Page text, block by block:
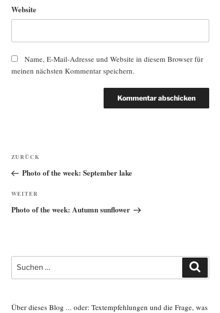
Website
Name, E-Mail-Adresse und Website in diesem Browser für
meinen nächsten Kommentar speichern.
Beitragsnavigation
Vorheriger
Beitrag
ZURÜCK
Photo of the week: September lake
Nächster
Beitrag
WEITER
Photo of the week: Autumn sunflower
Suche
nach:
Über dieses Blog ... oder: Textempfehlungen und die Frage, was